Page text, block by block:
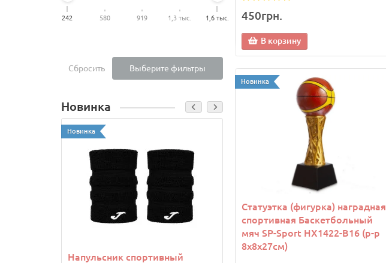
242 580 919 1,3 тыс. 1,6 тыс.
Сбросить Выберите фильтры
Новинка
Новинка
Напульсник спортивный
450грн.
В корзину
Новинка
Статуэтка (фигурка) наградная
спортивная Баскетбольный
мяч SP-Sport HX1422-B16 (р-р
8х8х27см)